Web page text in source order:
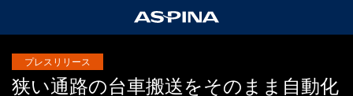
狭い通路の台車搬送をそのまま自動化
プレスリリース